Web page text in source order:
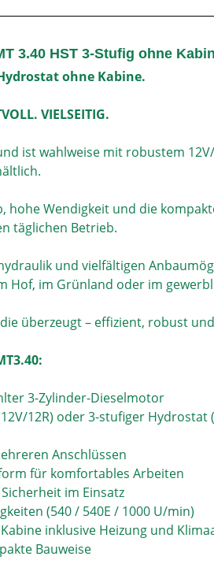
3.40 HST 3-Stufig ohne
ohne Kabine.
VIELSEITIG.
ist wahlweise mit robustem
hohe Wendigkeit und die
täglichen Betrieb.
und vielfältigen
Hof, im Grünland oder im
überzeugt – effizient, robust
3-Zylinder-Dieselmotor
12R) oder 3-stufiger
Anschlüssen
für komfortables Arbeiten
im Einsatz
(540 / 540E / 1000 U/min)
inklusive Heizung und
Bauweise